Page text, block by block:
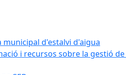
municipal d'estalvi d'aigua
i recursos sobre la gestió